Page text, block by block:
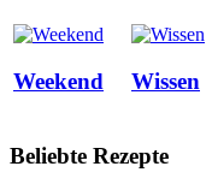
Weekend Wissen
Beliebte Rezepte